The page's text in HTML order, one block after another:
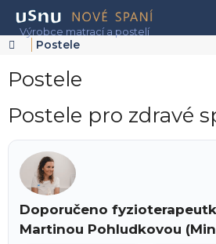
obsah
Domů
Postele
Postele
Postele pro zdravé
Doporučeno
Martinou Pohludkovou